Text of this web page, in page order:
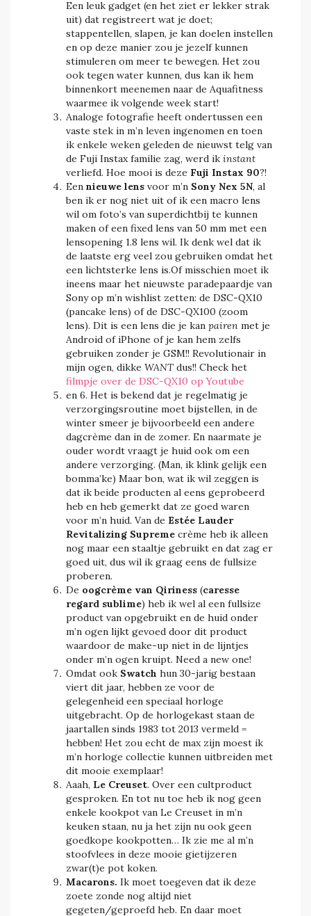
Een leuk gadget (en het ziet er lekker strak
uit) dat registreert wat je doet;
stappentellen, slapen, je kan doelen instellen
en op deze manier zou je jezelf kunnen
stimuleren om meer te bewegen. Het zou
ook tegen water kunnen, dus kan ik hem
binnenkort meenemen naar de Aquafitness
waarmee ik volgende week start!
Analoge fotografie heeft ondertussen een
vaste stek in m’n leven ingenomen en toen
ik enkele weken geleden de nieuwst telg van
de Fuji Instax familie zag, werd ik instant
verliefd. Hoe mooi is deze Fuji Instax 90?!
Een nieuwe lens voor m’n Sony Nex 5N, al
ben ik er nog niet uit of ik een macro lens
wil om foto’s van superdichtbij te kunnen
maken of een fixed lens van 50 mm met een
lensopening 1.8 lens wil. Ik denk wel dat ik
de laatste erg veel zou gebruiken omdat het
een lichtsterke lens is.Of misschien moet ik
ineens maar het nieuwste paradepaardje van
Sony op m’n wishlist zetten: de DSC-QX10
(pancake lens) of de DSC-QX100 (zoom
lens). Dit is een lens die je kan pairen met je
Android of iPhone of je kan hem zelfs
gebruiken zonder je GSM!! Revolutionair in
mijn ogen, dikke WANT dus!! Check het
filmpje over de DSC-QX10 op Youtube
en 6. Het is bekend dat je regelmatig je
verzorgingsroutine moet bijstellen, in de
winter smeer je bijvoorbeeld een andere
dagcrème dan in de zomer. En naarmate je
ouder wordt vraagt je huid ook om een
andere verzorging. (Man, ik klink gelijk een
bomma’ke) Maar bon, wat ik wil zeggen is
dat ik beide producten al eens geprobeerd
heb en heb gemerkt dat ze goed waren
voor m’n huid. Van de Estée Lauder
Revitalizing Supreme crème heb ik alleen
nog maar een staaltje gebruikt en dat zag er
goed uit, dus wil ik graag eens de fullsize
proberen.
De oogcrème van Qiriness (caresse
regard sublime) heb ik wel al een fullsize
product van opgebruikt en de huid onder
m’n ogen lijkt gevoed door dit product
waardoor de make-up niet in de lijntjes
onder m’n ogen kruipt. Need a new one!
Omdat ook Swatch hun 30-jarig bestaan
viert dit jaar, hebben ze voor de
gelegenheid een speciaal horloge
uitgebracht. Op de horlogekast staan de
jaartallen sinds 1983 tot 2013 vermeld =
hebben! Het zou echt de max zijn moest ik
m’n horloge collectie kunnen uitbreiden met
dit mooie exemplaar!
Aaah, Le Creuset. Over een cultproduct
gesproken. En tot nu toe heb ik nog geen
enkele kookpot van Le Creuset in m’n
keuken staan, nu ja het zijn nu ook geen
goedkope kookpotten… Ik zie me al m’n
stoofvlees in deze mooie gietijzeren
zwar(t)e pot koken.
Macarons. Ik moet toegeven dat ik deze
zoete zonde nog altijd niet
gegeten/geproefd heb. En daar moet